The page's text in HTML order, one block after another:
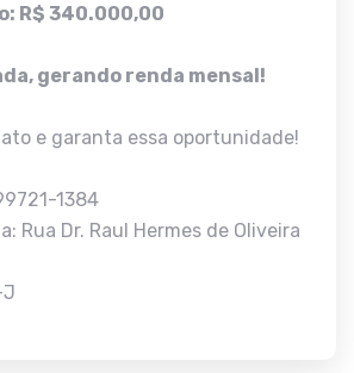
R$ 340.000,00
gerando renda mensal!
e garanta essa oportunidade!
1384
Rua Dr. Raul Hermes de Oliveira
J